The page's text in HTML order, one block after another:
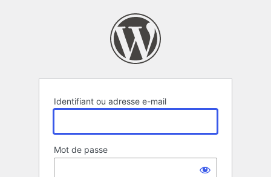
Identifiant ou adresse e-mail
Mot de passe